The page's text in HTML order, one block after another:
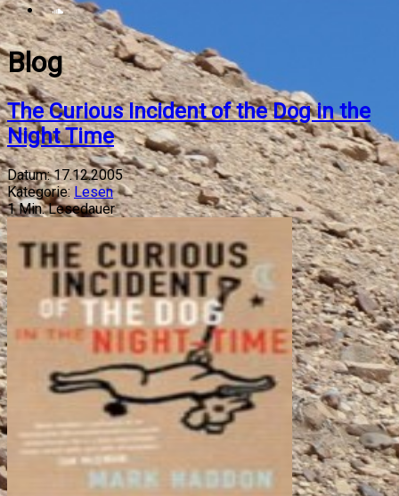
Blog
The Curious Incident of the Dog in the
Night Time
Datum: 17.12.2005
Kategorie: Lesen
1Min. Lesedauer